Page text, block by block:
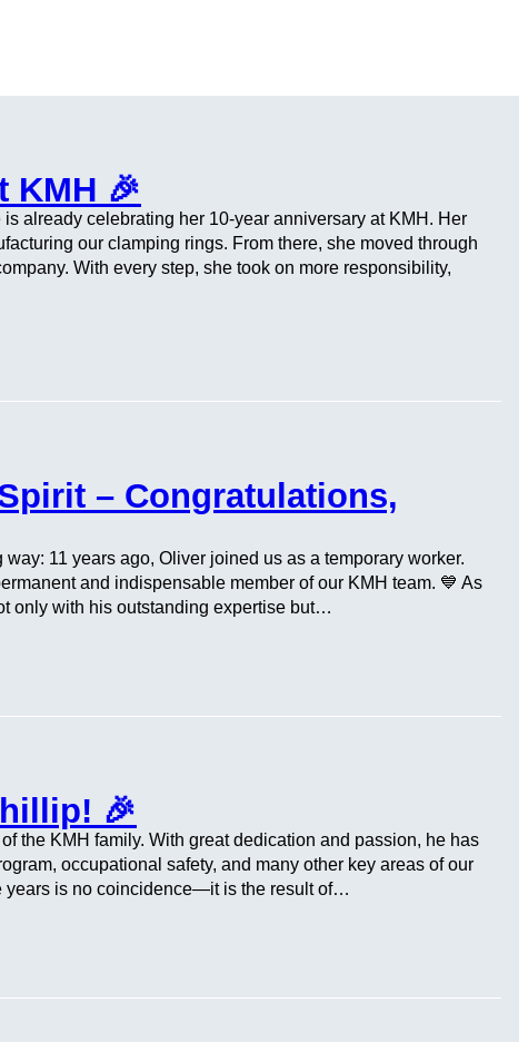
KMH 🎉
already celebrating her 10-year anniversary at KMH. Her
our clamping rings. From there, she moved through
With every step, she took on more responsibility,
– Congratulations,
11 years ago, Oliver joined us as a temporary worker.
and indispensable member of our KMH team. 💙 As
only with his outstanding expertise but…
🎉
the KMH family. With great dedication and passion, he has
occupational safety, and many other key areas of our
years is no coincidence—it is the result of…